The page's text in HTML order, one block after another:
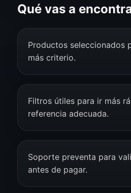
Qué vas a
Productos seleccionados
más criterio.
Filtros útiles para ir más
referencia adecuada.
Soporte preventa para
antes de pagar.